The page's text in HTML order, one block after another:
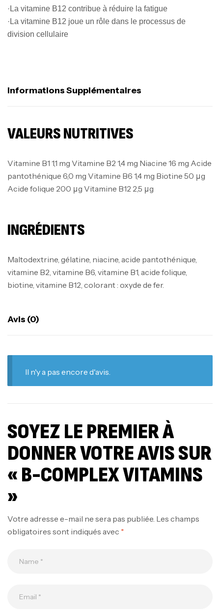
·La vitamine B12 contribue à réduire la fatigue
·La vitamine B12 joue un rôle dans le processus de
division cellulaire
Informations Supplémentaires
VALEURS NUTRITIVES
Vitamine B1 1,1 mg Vitamine B2 1,4 mg Niacine 16 mg Acide
pantothénique 6,0 mg Vitamine B6 1,4 mg Biotine 50 μg
Acide folique 200 μg Vitamine B12 2,5 μg
INGRÉDIENTS
Maltodextrine, gélatine, niacine, acide pantothénique,
vitamine B2, vitamine B6, vitamine B1, acide folique,
biotine, vitamine B12, colorant : oxyde de fer.
Avis (0)
Il n'y a pas encore d'avis.
SOYEZ LE PREMIER À
DONNER VOTRE AVIS SUR
« B-COMPLEX VITAMINS
»
Votre adresse e-mail ne sera pas publiée. Les champs
obligatoires sont indiqués avec *